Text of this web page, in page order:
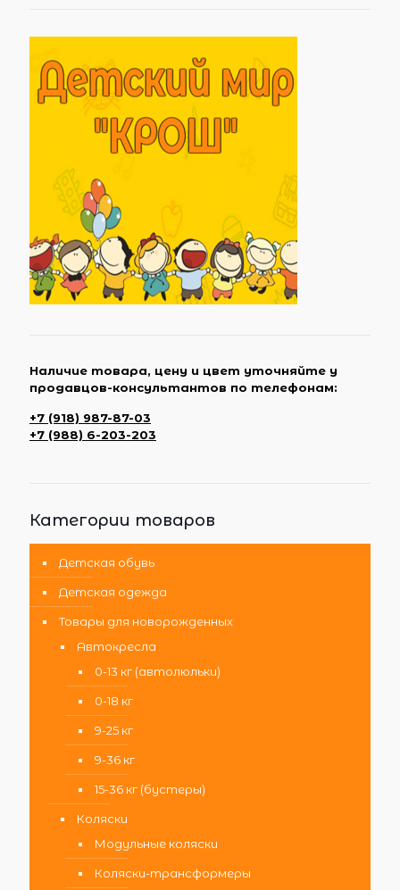
Наличие товара, цену и цвет уточняйте у
продавцов-консультантов по телефонам:
+7 (918) 987-87-03
+7 (988) 6-203-203
Категории товаров
Детская обувь
Детская одежда
Товары для новорожденных
Автокресла
0-13 кг (автолюльки)
0-18 кг
9-25 кг
9-36 кг
15-36 кг (бустеры)
Коляски
Модульные коляски
Коляски-трансформеры